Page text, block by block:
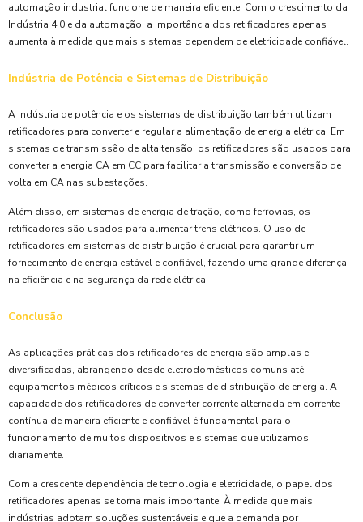
automação industrial funcione de maneira eficiente. Com o crescimento da
Indústria 4.0 e da automação, a importância dos retificadores apenas
aumenta à medida que mais sistemas dependem de eletricidade confiável.
Indústria de Potência e Sistemas de Distribuição
A indústria de potência e os sistemas de distribuição também utilizam
retificadores para converter e regular a alimentação de energia elétrica. Em
sistemas de transmissão de alta tensão, os retificadores são usados para
converter a energia CA em CC para facilitar a transmissão e conversão de
volta em CA nas subestações.
Além disso, em sistemas de energia de tração, como ferrovias, os
retificadores são usados para alimentar trens elétricos. O uso de
retificadores em sistemas de distribuição é crucial para garantir um
fornecimento de energia estável e confiável, fazendo uma grande diferença
na eficiência e na segurança da rede elétrica.
Conclusão
As aplicações práticas dos retificadores de energia são amplas e
diversificadas, abrangendo desde eletrodomésticos comuns até
equipamentos médicos críticos e sistemas de distribuição de energia. A
capacidade dos retificadores de converter corrente alternada em corrente
contínua de maneira eficiente e confiável é fundamental para o
funcionamento de muitos dispositivos e sistemas que utilizamos
diariamente.
Com a crescente dependência de tecnologia e eletricidade, o papel dos
retificadores apenas se torna mais importante. À medida que mais
indústrias adotam soluções sustentáveis e que a demanda por